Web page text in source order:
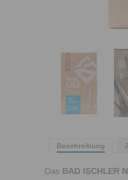
Beschreibung
Das BAD ISCHLER